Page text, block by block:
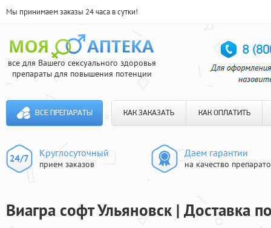
Мы принимаем заказы 24 часа в сутки!
все для Вашего сексуального здоровья
препараты для повышения потенции
ВСЕ ПРЕПАРАТЫ КАК ЗАКАЗАТЬ КАК ОПЛАТИТЬ
Круглосуточный
прием заказов
Даем гарантии
на качество
Виагра софт Ульяновск | Доставка